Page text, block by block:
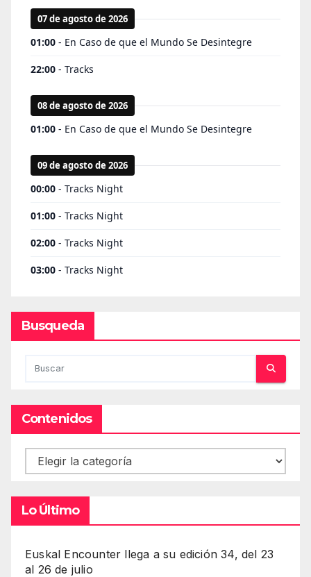
Busqueda
Contenidos
Contenidos
Lo Último
Euskal Encounter llega a su edición 34, del 23
al 26 de julio